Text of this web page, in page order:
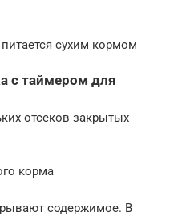
сухим кормом
с таймером для
отсеков закрытых
корма
содержимое. В